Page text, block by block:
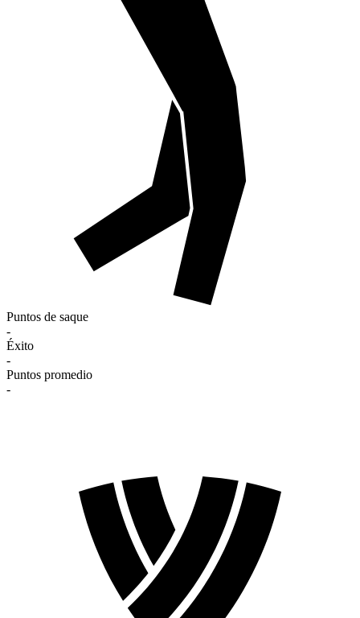
Puntos de saque
-
Éxito
-
Puntos promedio
-